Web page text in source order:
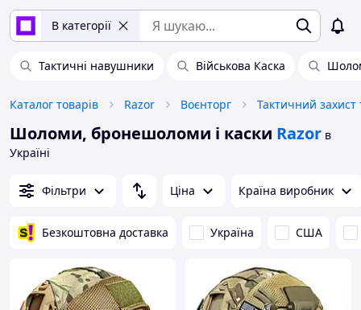
В категорії
Тактичні навушники Військова Каска
Каталог товарів Razor Воєнторг Тактичний захист
Шоломи, бронешоломи і каски Razor в
Україні
Фільтри Ціна Країна виробник
Безкоштовна доставка Україна США